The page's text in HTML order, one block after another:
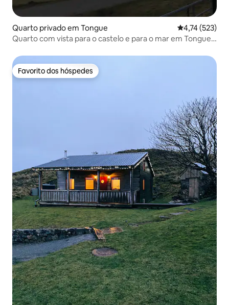
Quarto privado em Tongue Classificação
4,74 (523)
Quarto com vista para o castelo e para o mar em Tongue
Favorito dos hóspedes
Favorito dos hóspedes